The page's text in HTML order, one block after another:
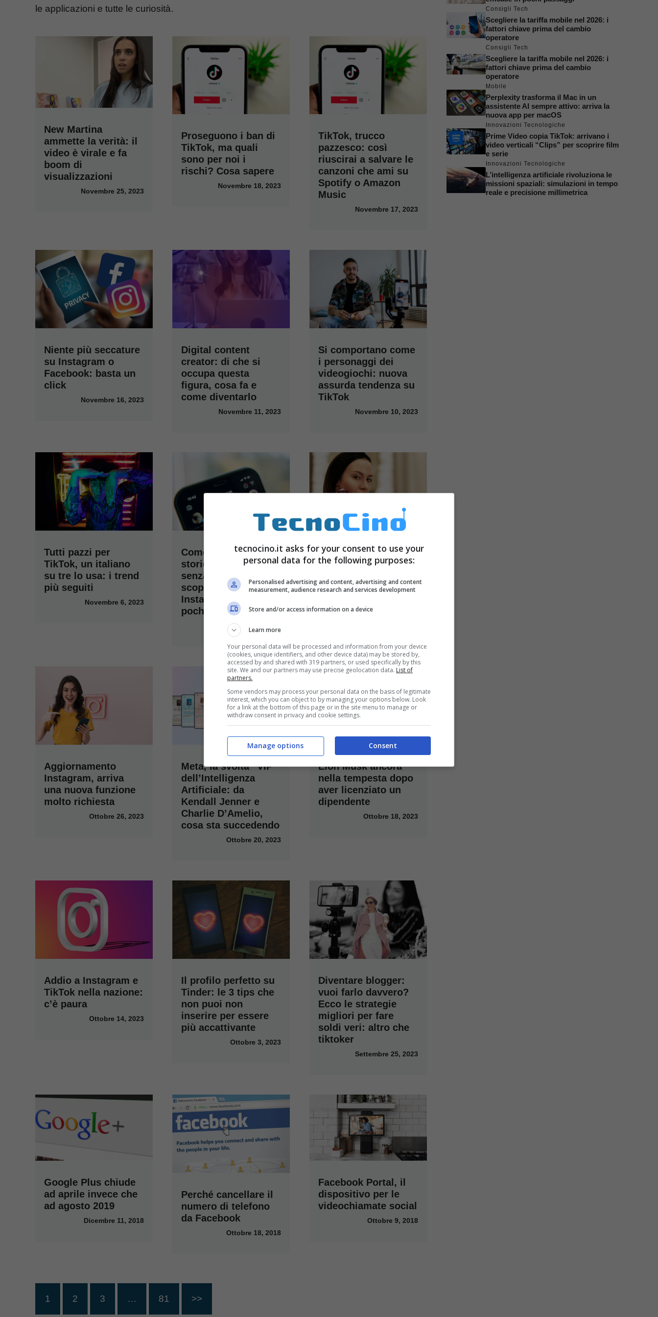
le applicazioni e tutte le curiosità.
New Martina
ammette la verità: il
video è virale e fa
boom di
visualizzazioni
Novembre 25, 2023
Proseguono i ban di
TikTok, ma quali
sono per noi i
rischi? Cosa sapere
Novembre 18, 2023
TikTok, trucco
pazzesco: così
riuscirai a salvare le
canzoni che ami su
Spotify o Amazon
Music
Novembre 17, 2023
Niente più seccature
su Instagram o
Facebook: basta un
click
Novembre 16, 2023
Digital content
creator: di che si
occupa questa
figura, cosa fa e
come diventarlo
Novembre 11, 2023
Si comportano come
i personaggi dei
videogiochi: nuova
assurda tendenza su
TikTok
Novembre 10, 2023
Tutti pazzi per
TikTok, un italiano
su tre lo usa: i trend
più seguiti
Novembre 6, 2023
Come guardare le
stories di qualcuno
senza essere
scoperti: il trucco
Instagram che in
pochi conoscono
Novembre 5, 2023
#FaceIcing è il nuovo
tag che fa tendenza
Instagram: ecco chi
Ottobre 28, 2023
Aggiornamento
Instagram, arriva
una nuova funzione
molto richiesta
Ottobre 26, 2023
Meta, la svolta “VIP”
dell’Intelligenza
Artificiale: da
Kendall Jenner e
Charlie D’Amelio,
cosa sta succedendo
Ottobre 20, 2023
Elon Musk ancora
nella tempesta dopo
aver licenziato un
dipendente
Ottobre 18, 2023
Addio a Instagram e
TikTok nella nazione:
c’è paura
Ottobre 14, 2023
Il profilo perfetto su
Tinder: le 3 tips che
non puoi non
inserire per essere
più accattivante
Ottobre 3, 2023
Diventare blogger:
vuoi farlo davvero?
Ecco le strategie
migliori per fare
soldi veri: altro che
tiktoker
Settembre 25, 2023
Google Plus chiude
ad aprile invece che
ad agosto 2019
Dicembre 11, 2018
Perché cancellare il
numero di telefono
da Facebook
Ottobre 18, 2018
Facebook Portal, il
dispositivo per le
videochiamate social
Ottobre 9, 2018
1 2 3 … 81 >>
Consigli Tech
Scegliere la tariffa mobile nel 2026: i
fattori chiave prima del cambio
operatore
Consigli Tech
Scegliere la tariffa mobile nel 2026: i
fattori chiave prima del cambio
operatore
Mobile
Perplexity trasforma il Mac in un
assistente AI sempre attivo: arriva la
nuova app per macOS
Innovazioni Tecnologiche
Prime Video copia TikTok: arrivano i
video verticali “Clips” per scoprire film
e serie
Innovazioni Tecnologiche
L’intelligenza artificiale rivoluziona le
missioni spaziali: simulazioni in tempo
reale e precisione millimetrica
tecnocino.it asks for your consent to use your
personal data for the following purposes:
Personalised advertising and content, advertising and content
measurement, audience research and services development
Store and/or access information on a device
Learn more
Your personal data will be processed and information from your device
(cookies, unique identifiers, and other device data) may be stored by,
accessed by and shared with 319 partners, or used specifically by this
site. We and our partners may use precise geolocation data. List of
partners.
Some vendors may process your personal data on the basis of legitimate
interest, which you can object to by managing your options below. Look
for a link at the bottom of this page or in the site menu to manage or
withdraw consent in privacy and cookie settings.
Consent
Manage options